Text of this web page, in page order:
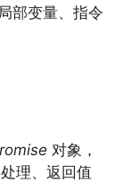
部变量、指令
对象，
理、返回值